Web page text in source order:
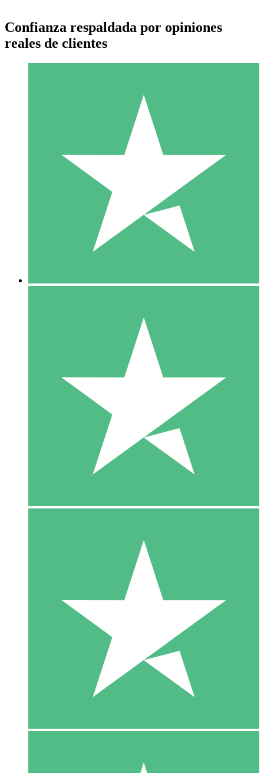
Paquetes de Créditos Individuales
Paga según el uso con créditos de descarga. Sin compromiso
10 00
10 Descargas
20 00
Confianza respaldada por opiniones
reales de clientes